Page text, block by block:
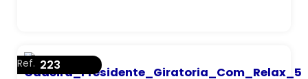
Ref. 223